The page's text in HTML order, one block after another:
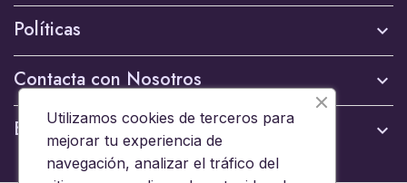
Políticas 
Contacta con Nosotros 
Boletín 
Utilizamos cookies de terceros para
mejorar tu experiencia de
navegación, analizar el tráfico del